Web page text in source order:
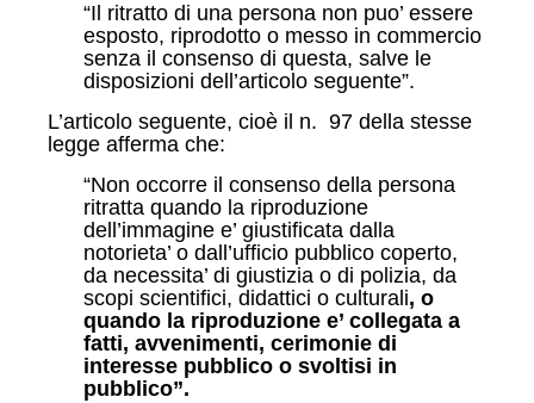
“Il ritratto di una persona non puo’ essere
esposto, riprodotto o messo in commercio
senza il consenso di questa, salve le
disposizioni dell’articolo seguente”.
L’articolo seguente, cioè il n. 97 della stesse
legge afferma che:
“Non occorre il consenso della persona
ritratta quando la riproduzione
dell’immagine e’ giustificata dalla
notorieta’ o dall’ufficio pubblico coperto,
da necessita’ di giustizia o di polizia, da
scopi scientifici, didattici o culturali, o
quando la riproduzione e’ collegata a
fatti, avvenimenti, cerimonie di
interesse pubblico o svoltisi in
pubblico”.